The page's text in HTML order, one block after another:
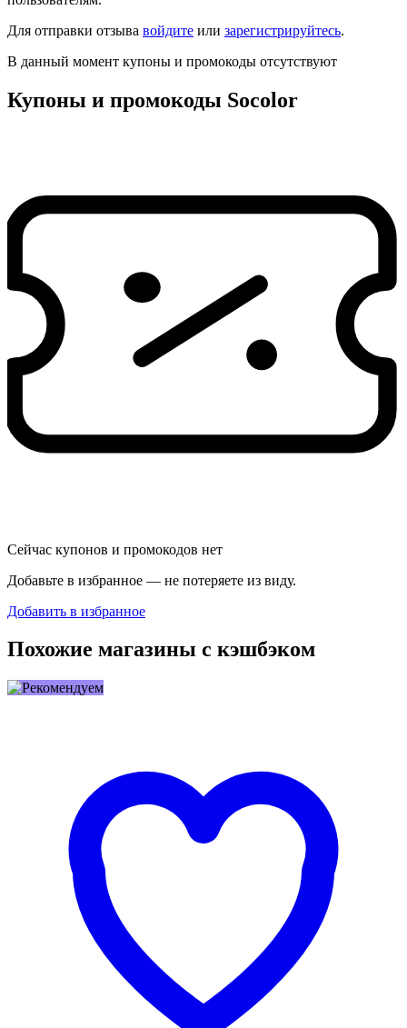
Для отправки отзыва войдите или зарегистрируйтесь.
В данный момент купоны и промокоды отсутствуют
Купоны и промокоды Socolor
Сейчас купонов и промокодов нет
Добавьте в избранное — не потеряете из виду.
Добавить в избранное
Похожие магазины с кэшбэком